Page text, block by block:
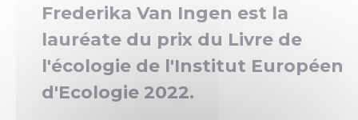
Frederika Van Ingen est la
lauréate du prix du Livre de
l'écologie de l'Institut Européen
d'Ecologie 2022.